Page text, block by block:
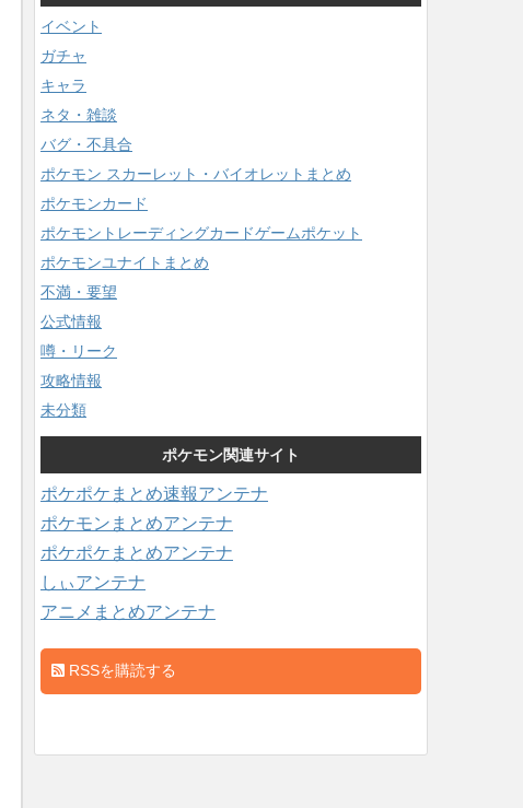
イベント
ガチャ
キャラ
ネタ・雑談
バグ・不具合
ポケモン スカーレット・バイオレットまとめ
ポケモンカード
ポケモントレーディングカードゲームポケット
ポケモンユナイトまとめ
不満・要望
公式情報
噂・リーク
攻略情報
未分類
ポケモン関連サイト
ポケポケまとめ速報アンテナ
ポケモンまとめアンテナ
ポケポケまとめアンテナ
しぃアンテナ
アニメまとめアンテナ
RSSを購読する